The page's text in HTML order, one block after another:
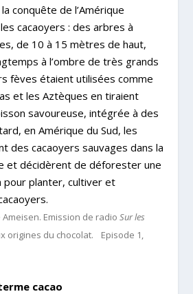
conquête de l’Amérique
cacaoyers : des arbres à
de 10 à 15 mètres de haut,
à l’ombre de très grands
fèves étaient utilisées comme
et les Aztèques en tiraient
savoureuse, intégrée à des
en Amérique du Sud, les
des cacaoyers sauvages dans la
et décidèrent de déforester une
pour planter, cultiver et
Ameisen. Emission de radio Sur les
origines du chocolat. Episode 1,
cacao